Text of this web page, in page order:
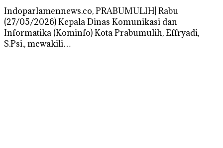
Indoparlamennews.co, PRABUMULIH| Rabu
(27/05/2026) Kepala Dinas Komunikasi dan
Informatika (Kominfo) Kota Prabumulih, Effryadi,
S.Psi., mewakili…